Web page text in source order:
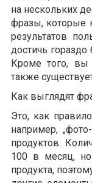
на нескольких
фразы, которые
результатов
достичь
Кроме того, вы
также
Как выглядят
Это, как
например,
продуктов.
100 в месяц, но
продукта,